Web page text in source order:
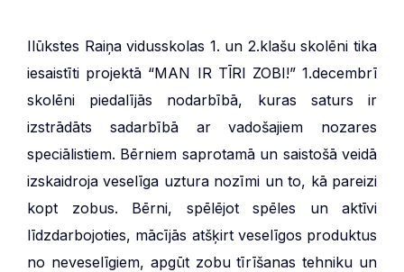
Ilūkstes Raiņa vidusskolas 1. un 2.klašu skolēni tika
iesaistīti projektā “MAN IR TĪRI ZOBI!” 1.decembrī
skolēni piedalījās nodarbībā, kuras saturs ir
izstrādāts sadarbībā ar vadošajiem nozares
speciālistiem. Bērniem saprotamā un saistošā veidā
izskaidroja veselīga uztura nozīmi un to, kā pareizi
kopt zobus. Bērni, spēlējot spēles un aktīvi
līdzdarbojoties, mācījās atšķirt veselīgos produktus
no neveselīgiem, apgūt zobu tīrīšanas tehniku un